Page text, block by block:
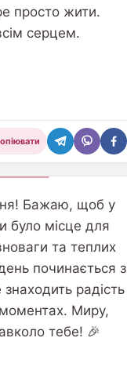
просто жити.
серцем.
Бажаю, щоб у
було місце для
та теплих
починається з
радість
Миру,
тебе! 🎉